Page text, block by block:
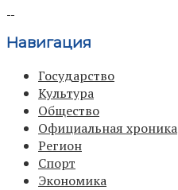
Навигация
Государство
Культура
Общество
Официальная хроника
Регион
Спорт
Экономика